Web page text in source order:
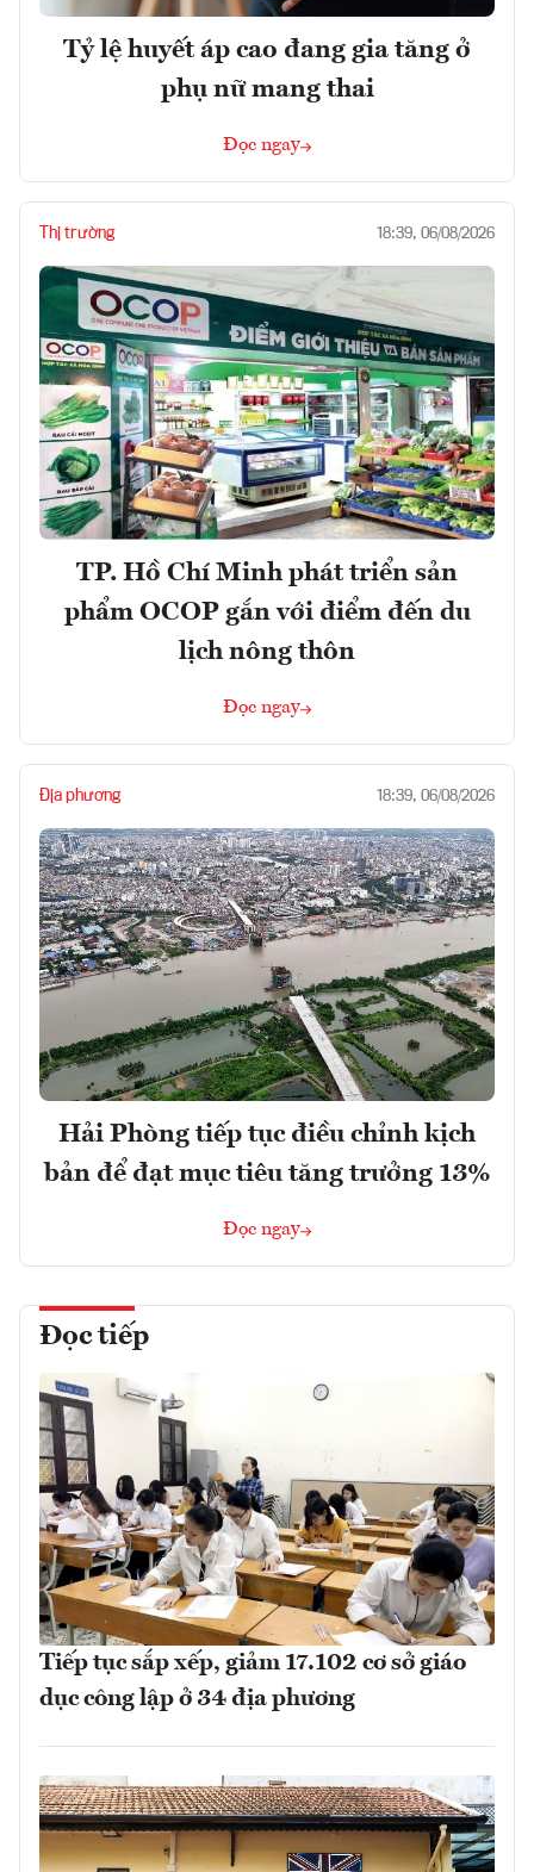
Tỷ lệ huyết áp cao đang gia tăng ở
phụ nữ mang thai
Đọc ngay
Thị trường 18:39, 06/08/2026
TP. Hồ Chí Minh phát triển sản
phẩm OCOP gắn với điểm đến du
lịch nông thôn
Đọc ngay
Địa phương 18:39, 06/08/2026
Hải Phòng tiếp tục điều chỉnh kịch
bản để đạt mục tiêu tăng trưởng 13%
Đọc ngay
Đọc tiếp
Tiếp tục sắp xếp, giảm 17.102 cơ sở giáo
dục công lập ở 34 địa phương